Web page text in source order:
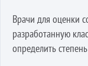
Врачи для оценки
разработанную
определить